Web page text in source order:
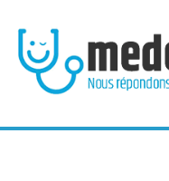
contenu